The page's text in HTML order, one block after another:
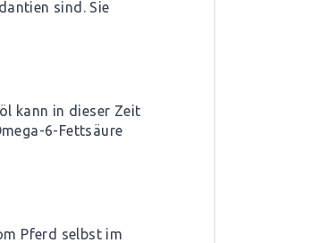
sind. Sie
kann in dieser Zeit
6-Fettsäure
Pferd selbst im